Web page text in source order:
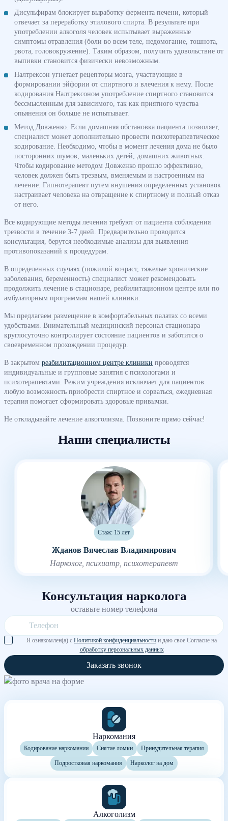
Дисульфирам блокирует выработку фермента печени, который
отвечает за переработку этилового спирта. В результате при
употреблении алкоголя человек испытывает выраженные
симптомы отравления (боли во всем теле, недомогание, тошнота,
рвота, головокружение). Таким образом, получить удовольствие от
выпивки становится физически невозможным.
Налтрексон угнетает рецепторы мозга, участвующие в
формировании эйфории от спиртного и влечения к нему. После
кодирования Налтрексоном употребление спиртного становится
бессмысленным для зависимого, так как приятного чувства
опьянения он больше не испытывает.
Метод Довженко. Если домашняя обстановка пациента позволяет,
специалист может дополнительно провести психотерапевтическое
кодирование. Необходимо, чтобы в момент лечения дома не было
посторонних шумов, маленьких детей, домашних животных.
Чтобы кодирование методом Довженко прошло эффективно,
человек должен быть трезвым, вменяемым и настроенным на
лечение. Гипнотерапевт путем внушения определенных установок
настраивает человека на отвращение к спиртному и полный отказ
от него.
Все кодирующие методы лечения требуют от пациента соблюдения
трезвости в течение 3-7 дней. Предварительно проводится
консультация, берутся необходимые анализы для выявления
противопоказаний к процедурам.
В определенных случаях (пожилой возраст, тяжелые хронические
заболевания, беременность) специалист может рекомендовать
продолжить лечение в стационаре, реабилитационном центре или по
амбулаторным программам нашей клиники.
Мы предлагаем размещение в комфортабельных палатах со всеми
удобствами. Внимательный медицинский персонал стационара
круглосуточно контролирует состояние пациентов и заботится о
своевременном прохождении процедур.
В закрытом реабилитационном центре клиники проводятся
индивидуальные и групповые занятия с психологами и
психотерапевтами. Режим учреждения исключает для пациентов
любую возможность приобрести спиртное и сорваться, ежедневная
терапия помогает сформировать здоровые привычки.
Не откладывайте лечение алкоголизма. Позвоните прямо сейчас!
Наши специалисты
Стаж: 15 лет
Жданов Вячеслав Владимирович
Нарколог, психиатр, психотерапевт
Консультация нарколога
оставьте номер телефона
Я ознакомлен(а) с Политикой конфиденциальности и даю свое Согласие на
обработку персональных данных
Заказать звонок
Наркомания
Кодирование наркомании Снятие ломки Принудительная терапия
Подростковая наркомания Нарколог на дом
Алкоголизм